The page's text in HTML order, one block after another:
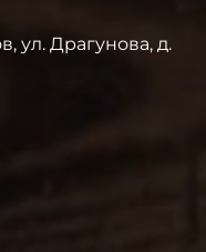
ул. Драгунова, д.